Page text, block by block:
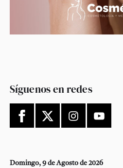
Síguenos en redes
Domingo, 9 de Agosto de 2026